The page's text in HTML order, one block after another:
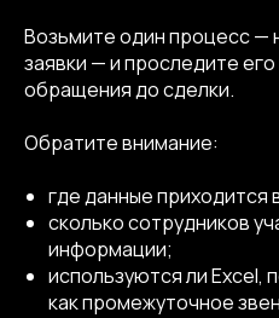
Возьмите один процесс —
заявки — и проследите
обращения до сделки.
Обратите внимание:
где данные приходится
сколько сотрудников
информации;
используются ли Excel,
как промежуточное